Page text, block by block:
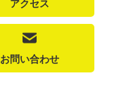
アクセス
お問い合わせ